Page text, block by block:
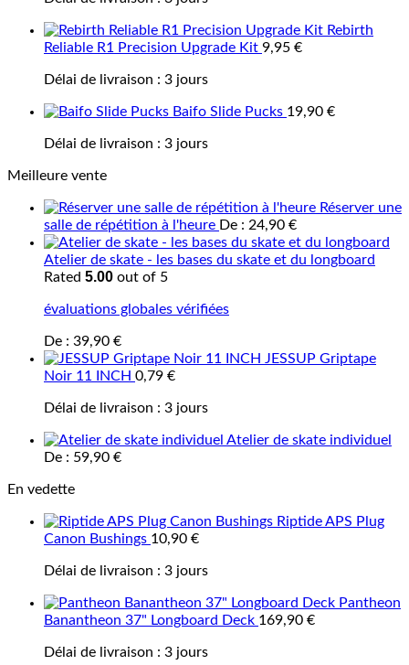
Rebirth
Reliable R1 Precision Upgrade Kit 9,95 €
Délai de livraison : 3 jours
Baifo Slide Pucks 19,90 €
Délai de livraison : 3 jours
Meilleure vente
Réserver une
salle de répétition à l'heure De : 24,90 €
Atelier de skate - les bases du skate et du longboard
Rated 5.00 out of 5
évaluations globales vérifiées
De : 39,90 €
JESSUP Griptape
Noir 11 INCH 0,79 €
Délai de livraison : 3 jours
Atelier de skate individuel
De : 59,90 €
En vedette
Riptide APS Plug
Canon Bushings 10,90 €
Délai de livraison : 3 jours
Pantheon
Banantheon 37" Longboard Deck 169,90 €
Délai de livraison : 3 jours